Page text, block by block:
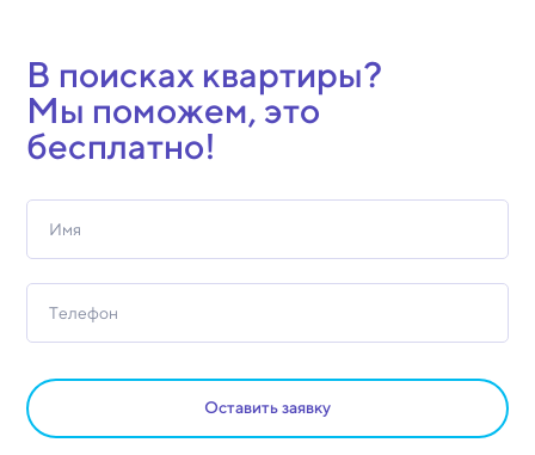
В поисках квартиры?
Мы поможем, это
бесплатно!
Оставить заявку